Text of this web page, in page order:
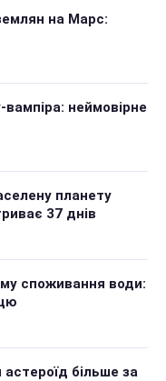
на Марс:
вампіра: неймовірне
планету
37 днів
споживання води:
більше за